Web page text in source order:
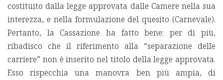
costituito dalla legge approvata dalle Camere nella sua
interezza, e nella formulazione del quesito (Carnevale).
Pertanto, la Cassazione ha fatto bene: per di più,
ribadisco che il riferimento alla “separazione delle
carriere” non è inserito nel titolo della legge approvata.
Esso rispecchia una manovra ben più ampia, di